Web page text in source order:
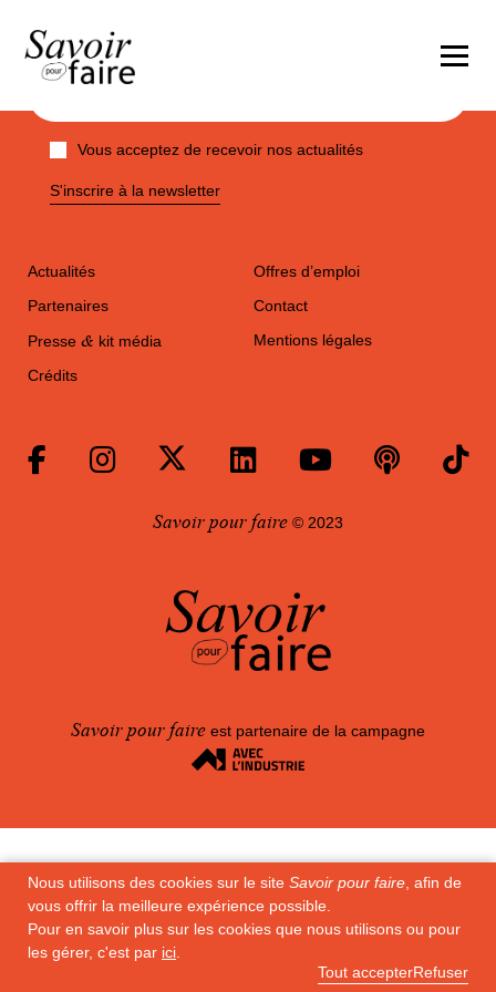
100
Nous utilisons des cookies sur le site Savoir pour faire , afin de
vous offrir la meilleure expérience possible.
Pour en savoir plus sur les cookies que nous utilisons ou pour
les gérer, c'est par ici
Tout accepterRefuser
Vous acceptez de recevoir nos actualités
S'inscrire à la newsletter
Actualités
Offres d’emploi
Partenaires
Contact
Presse & kit média
Mentions légales
Crédits
Savoir pour faire © 2023
Savoir pour faire est partenaire de la campagne